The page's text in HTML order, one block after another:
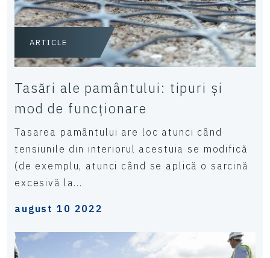
ARTICLE
Tasări ale pamântului: tipuri și
mod de funcționare
Tasarea pamântului are loc atunci când
tensiunile din interiorul acestuia se modifică
(de exemplu, atunci când se aplică o sarcină
excesivă la...
august 10 2022